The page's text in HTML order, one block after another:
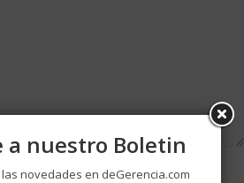
a nuestro Boletin
novedades en deGerencia.com